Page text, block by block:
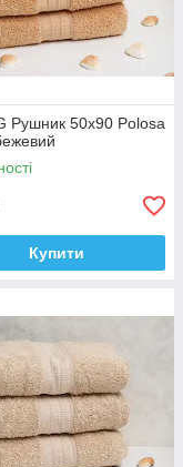
Рушник 50х90 Polosa
Купити